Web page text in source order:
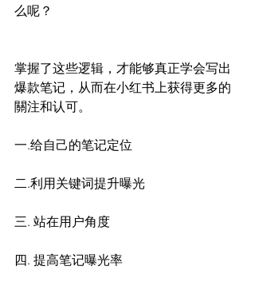
么呢？
掌握了这些逻辑，才能够真正学会写出
爆款笔记，从而在小红书上获得更多的
關注和认可。
一.给自己的笔记定位
二.利用关键词提升曝光
三. 站在用户角度
四. 提高笔记曝光率